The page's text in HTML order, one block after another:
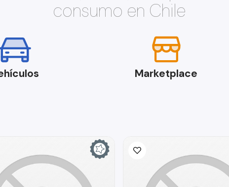
consumo en Chile
Marketplace